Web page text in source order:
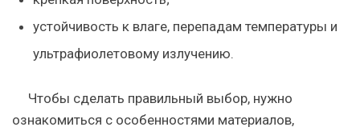
устойчивость к влаге, перепадам температуры и
ультрафиолетовому излучению.
Чтобы сделать правильный выбор, нужно
ознакомиться с особенностями материалов,